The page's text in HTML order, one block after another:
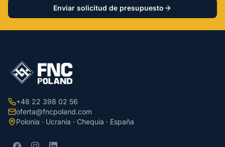
Enviar solicitud de presupuesto
+48 22 398 02 56
oferta@fncpoland.com
Polonia · Ucrania · Chequia · España